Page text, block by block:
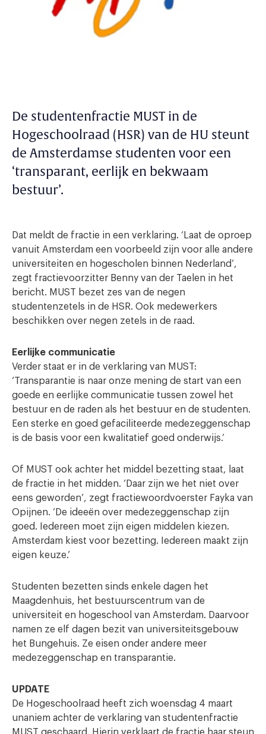
De studentenfractie MUST in de
Hogeschoolraad (HSR) van de HU steunt
de Amsterdamse studenten voor een
‘transparant, eerlijk en bekwaam
bestuur’.
Dat meldt de fractie in een verklaring. ‘Laat de oproep
vanuit Amsterdam een voorbeeld zijn voor alle andere
universiteiten en hogescholen binnen Nederland’,
zegt fractievoorzitter Benny van der Taelen in het
bericht. MUST bezet zes van de negen
studentenzetels in de HSR. Ook medewerkers
beschikken over negen zetels in de raad.
Eerlijke communicatie
Verder staat er in de verklaring van MUST:
‘Transparantie is naar onze mening de start van een
goede en eerlijke communicatie tussen zowel het
bestuur en de raden als het bestuur en de studenten.​
Een sterke en goed gefaciliteerde medezeggenschap
is de basis voor een kwalitatief goed onderwijs.’
Of MUST ook achter het middel bezetting staat, laat
de fractie in het midden. ‘Daar zijn we het niet over
eens geworden’, zegt fractiewoordvoerster Fayka van
Opijnen. ‘De ideeën over medezeggenschap zijn
goed. Iedereen moet zijn eigen middelen kiezen.
Amsterdam kiest voor bezetting. Iedereen maakt zijn
eigen keuze.’
Studenten bezetten sinds enkele dagen het
Maagdenhuis, het bestuurscentrum van de
universiteit en hogeschool van Amsterdam. Daarvoor
namen ze elf dagen bezit van universiteitsgebouw
het Bungehuis. Ze eisen onder andere meer
medezeggenschap en transparantie.
UPDATE
De Hogeschoolraad heeft zich woensdag 4 maart
unaniem achter de verklaring van studentenfractie
MUST geschaard. Hierin verklaart de fractie haar steun